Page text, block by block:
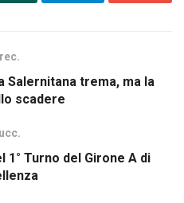
trema, ma la
scadere
1° Turno del Girone A di